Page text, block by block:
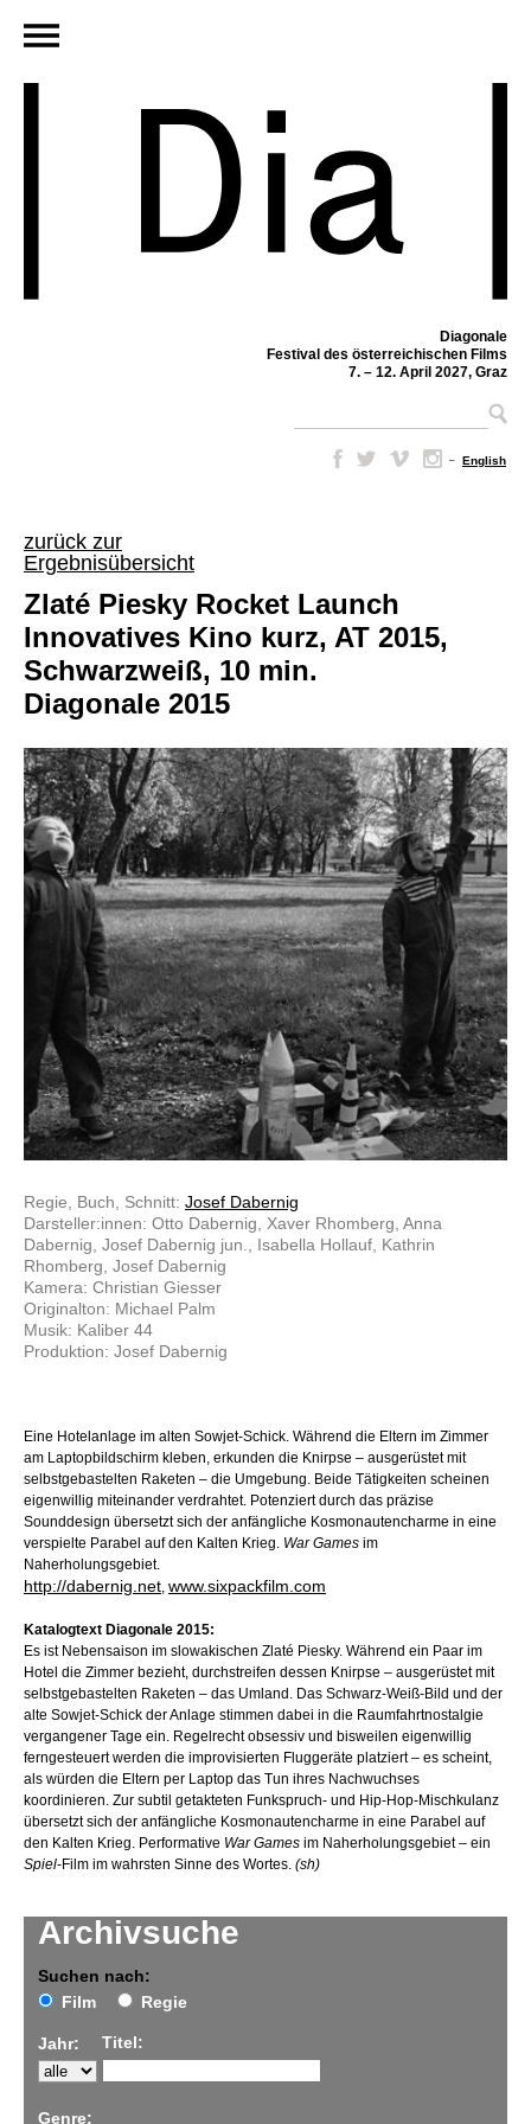
Diagonale
Festival des österreichischen Films
7. – 12. April 2027, Graz
– English
zurück zur
Ergebnisübersicht
Archivsuche
Suchen nach:
Film
Regie
Jahr: Titel:
Genre:
Zlaté Piesky Rocket Launch
Innovatives Kino kurz, AT 2015,
Schwarzweiß, 10 min.
Diagonale 2015
Regie, Buch, Schnitt: Josef Dabernig
Darsteller:innen: Otto Dabernig, Xaver Rhomberg, Anna
Dabernig, Josef Dabernig jun., Isabella Hollauf, Kathrin
Rhomberg, Josef Dabernig
Kamera: Christian Giesser
Originalton: Michael Palm
Musik: Kaliber 44
Produktion: Josef Dabernig
Eine Hotelanlage im alten Sowjet-Schick. Während die Eltern im Zimmer
am Laptopbildschirm kleben, erkunden die Knirpse – ausgerüstet mit
selbstgebastelten Raketen – die Umgebung. Beide Tätigkeiten scheinen
eigenwillig miteinander verdrahtet. Potenziert durch das präzise
Sounddesign übersetzt sich der anfängliche Kosmonautencharme in eine
verspielte Parabel auf den Kalten Krieg. War Games im
Naherholungsgebiet.
http://dabernig.net, www.sixpackfilm.com
Katalogtext Diagonale 2015:
Es ist Nebensaison im slowakischen Zlaté Piesky. Während ein Paar im
Hotel die Zimmer bezieht, durchstreifen dessen Knirpse – ausgerüstet mit
selbstgebastelten Raketen – das Umland. Das Schwarz-Weiß-Bild und der
alte Sowjet-Schick der Anlage stimmen dabei in die Raumfahrtnostalgie
vergangener Tage ein. Regelrecht obsessiv und bisweilen eigenwillig
ferngesteuert werden die improvisierten Fluggeräte platziert – es scheint,
als würden die Eltern per Laptop das Tun ihres Nachwuchses
koordinieren. Zur subtil getakteten Funkspruch- und Hip-Hop-Mischkulanz
übersetzt sich der anfängliche Kosmonautencharme in eine Parabel auf
den Kalten Krieg. Performative War Games im Naherholungsgebiet – ein
Spiel-Film im wahrsten Sinne des Wortes. (sh)